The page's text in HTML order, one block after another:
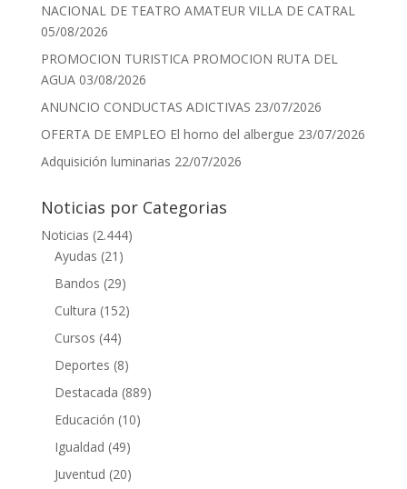
NACIONAL DE TEATRO AMATEUR VILLA DE CATRAL
05/08/2026
PROMOCION TURISTICA PROMOCION RUTA DEL
AGUA 03/08/2026
ANUNCIO CONDUCTAS ADICTIVAS 23/07/2026
OFERTA DE EMPLEO El horno del albergue 23/07/2026
Adquisición luminarias 22/07/2026
Noticias por Categorias
Noticias (2.444)
Ayudas (21)
Bandos (29)
Cultura (152)
Cursos (44)
Deportes (8)
Destacada (889)
Educación (10)
Igualdad (49)
Juventud (20)